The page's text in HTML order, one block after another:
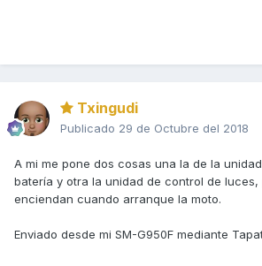
Txingudi
Publicado 29 de Octubre del 2018
A mi me pone dos cosas una la de la
batería y otra la unidad de control de luces,
enciendan cuando arranque la moto.
Enviado desde mi SM-G950F mediante